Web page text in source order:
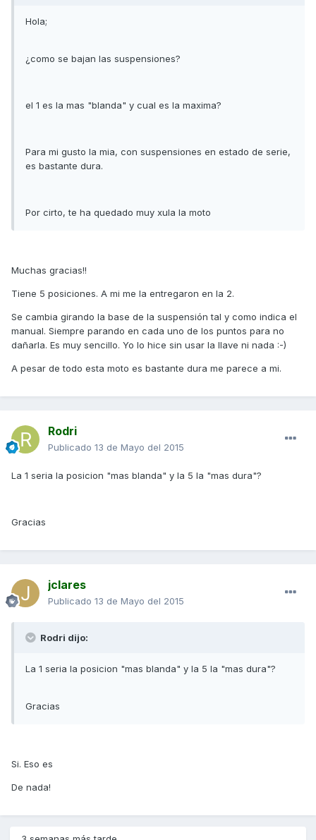
Hola;
¿como se bajan las suspensiones?
el 1 es la mas "blanda" y cual es la maxima?
Para mi gusto la mia, con suspensiones en estado de serie,
es bastante dura.
Por cirto, te ha quedado muy xula la moto
Muchas gracias!!
Tiene 5 posiciones. A mi me la entregaron en la 2.
Se cambia girando la base de la suspensión tal y como indica el
manual. Siempre parando en cada uno de los puntos para no
dañarla. Es muy sencillo. Yo lo hice sin usar la llave ni nada :-)
A pesar de todo esta moto es bastante dura me parece a mi.
Rodri
Publicado 13 de Mayo del 2015
La 1 seria la posicion "mas blanda" y la 5 la "mas dura"?
Gracias
jclares
Publicado 13 de Mayo del 2015
Rodri dijo:
La 1 seria la posicion "mas blanda" y la 5 la "mas dura"?
Gracias
Si. Eso es
De nada!